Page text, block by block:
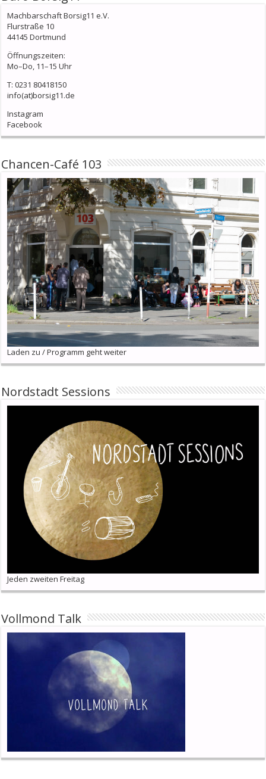
Machbarschaft Borsig11 e.V.
Flurstraße 10
44145 Dortmund
Öffnungszeiten:
Mo–Do, 11–15 Uhr
T: 0231 80418150
info(at)borsig11.de
Instagram
Facebook
Chancen-Café 103
Laden zu / Programm geht weiter
Nordstadt Sessions
Jeden zweiten Freitag
Vollmond Talk